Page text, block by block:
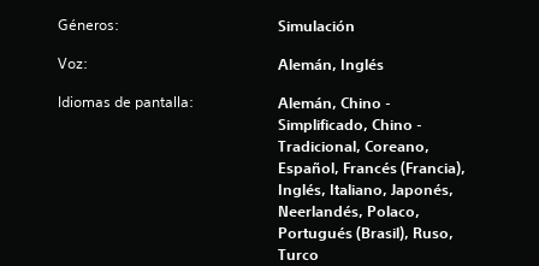
l
Géneros: Simulación
Voz: Alemán, Inglés
Idiomas de pantalla:
Alemán, Chino -
Simplificado, Chino -
Tradicional, Coreano,
Español, Francés (Francia),
Inglés, Italiano, Japonés,
Neerlandés, Polaco,
Portugués (Brasil), Ruso,
Turco